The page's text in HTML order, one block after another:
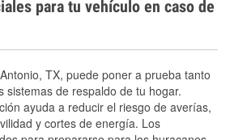
para tu vehículo en caso de
TX, puede poner a prueba tanto
sistemas de respaldo de tu hogar.
ayuda a reducir el riesgo de averías,
y cortes de energía. Los